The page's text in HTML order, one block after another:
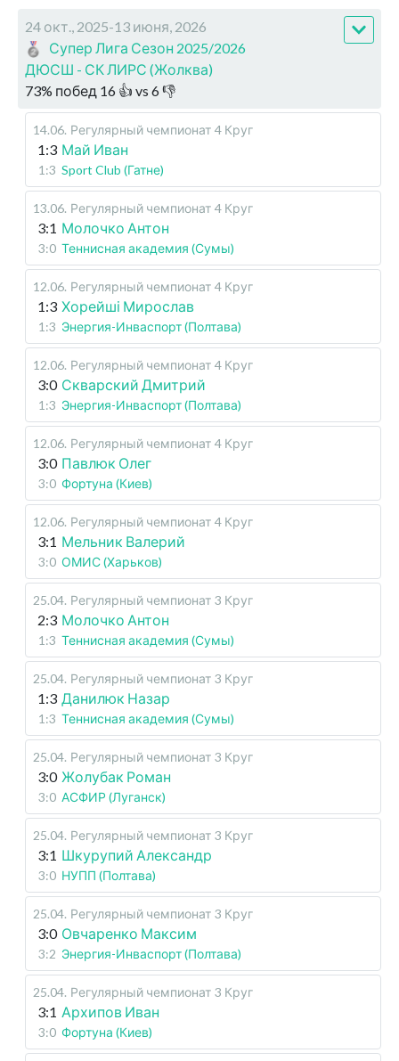
24 окт., 2025-13 июня, 2026
Супер Лига Сезон 2025/2026
ДЮСШ - СК ЛИРС (Жолква)
73% побед 16 👍 vs 6👎
14.06. Регулярный чемпионат 4 Круг
1:3 Май Иван
1:3 Sport Club (Гатне)
13.06. Регулярный чемпионат 4 Круг
3:1 Молочко Антон
3:0 Теннисная академия (Сумы)
12.06. Регулярный чемпионат 4 Круг
1:3 Хорейші Мирослав
1:3 Энергия-Инваспорт (Полтава)
12.06. Регулярный чемпионат 4 Круг
3:0 Скварский Дмитрий
1:3 Энергия-Инваспорт (Полтава)
12.06. Регулярный чемпионат 4 Круг
3:0 Павлюк Олег
3:0 Фортуна (Киев)
12.06. Регулярный чемпионат 4 Круг
3:1 Мельник Валерий
3:0 ОМИС (Харьков)
25.04. Регулярный чемпионат 3 Круг
2:3 Молочко Антон
1:3 Теннисная академия (Сумы)
25.04. Регулярный чемпионат 3 Круг
1:3 Данилюк Назар
1:3 Теннисная академия (Сумы)
25.04. Регулярный чемпионат 3 Круг
3:0 Жолубак Роман
3:0 АСФИР (Луганск)
25.04. Регулярный чемпионат 3 Круг
3:1 Шкурупий Александр
3:0 НУПП (Полтава)
25.04. Регулярный чемпионат 3 Круг
3:0 Овчаренко Максим
3:2 Энергия-Инваспорт (Полтава)
25.04. Регулярный чемпионат 3 Круг
3:1 Архипов Иван
3:0 Фортуна (Киев)